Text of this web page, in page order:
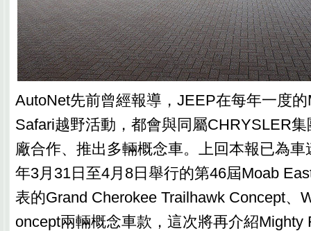
AutoNet先前曾經報導，JEEP在每年一度
Safari越野活動，都會與同屬CHRYSLER
廠合作、推出多輛概念車。上回本報已為
年3月31日至4月8日舉行的第46屆Moab
表的Grand Cherokee Trailhawk Concept、
oncept兩輛概念車款，這次將再介紹Mighty